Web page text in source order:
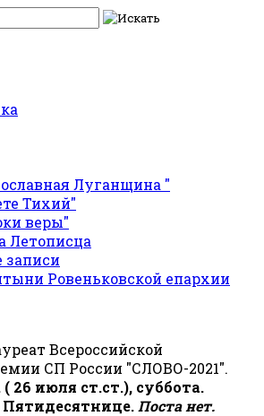
Луганщина "
Тихий"
веры"
Летописца
Ровеньковской епархии
Всероссийской
СП России "СЛОВО-2021".
( 26 июля ст.ст.), суббота.
Поста нет.